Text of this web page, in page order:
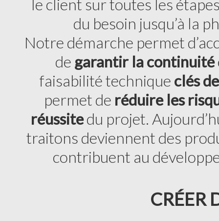
le client sur toutes les
du besoin jusqu’à la
Notre démarche permet
de garantir la continuité
faisabilité technique clés
permet de réduire les
réussitedu projet.
traitons deviennent des
contribuent au
CRÉER